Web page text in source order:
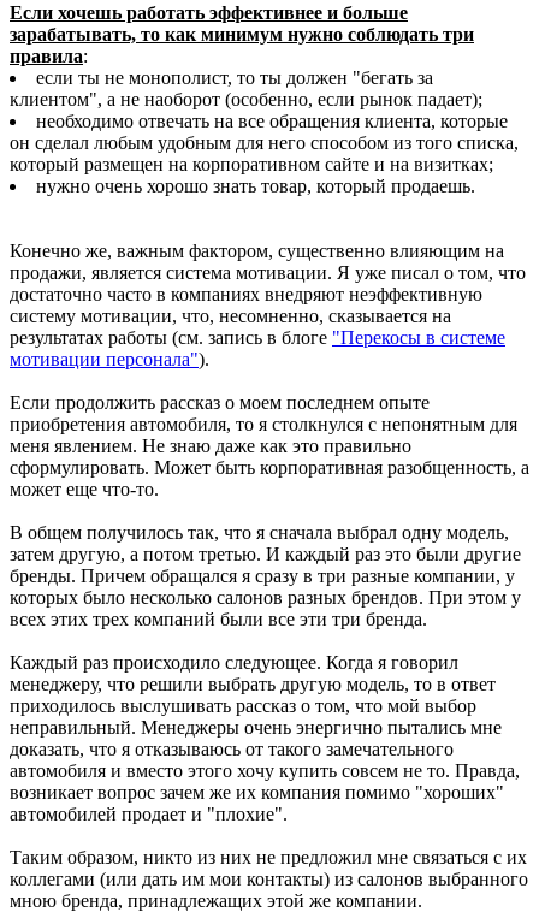
Если хочешь работать эффективнее и больше
зарабатывать, то как минимум нужно соблюдать три
правила:
если ты не монополист, то ты должен "бегать за
клиентом", а не наоборот (особенно, если рынок падает);
необходимо отвечать на все обращения клиента, которые
он сделал любым удобным для него способом из того списка,
который размещен на корпоративном сайте и на визитках;
нужно очень хорошо знать товар, который продаешь.
Конечно же, важным фактором, существенно влияющим на
продажи, является система мотивации. Я уже писал о том, что
достаточно часто в компаниях внедряют неэффективную
систему мотивации, что, несомненно, сказывается на
результатах работы (см. запись в блоге "Перекосы в системе
мотивации персонала").
Если продолжить рассказ о моем последнем опыте
приобретения автомобиля, то я столкнулся с непонятным для
меня явлением. Не знаю даже как это правильно
сформулировать. Может быть корпоративная разобщенность, а
может еще что-то.
В общем получилось так, что я сначала выбрал одну модель,
затем другую, а потом третью. И каждый раз это были другие
бренды. Причем обращался я сразу в три разные компании, у
которых было несколько салонов разных брендов. При этом у
всех этих трех компаний были все эти три бренда.
Каждый раз происходило следующее. Когда я говорил
менеджеру, что решили выбрать другую модель, то в ответ
приходилось выслушивать рассказ о том, что мой выбор
неправильный. Менеджеры очень энергично пытались мне
доказать, что я отказываюсь от такого замечательного
автомобиля и вместо этого хочу купить совсем не то. Правда,
возникает вопрос зачем же их компания помимо "хороших"
автомобилей продает и "плохие".
Таким образом, никто из них не предложил мне связаться с их
коллегами (или дать им мои контакты) из салонов выбранного
мною бренда, принадлежащих этой же компании.